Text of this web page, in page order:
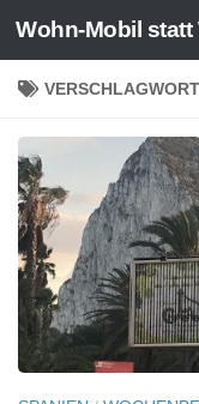
Zum Inhalt
Wohn-Mobil statt